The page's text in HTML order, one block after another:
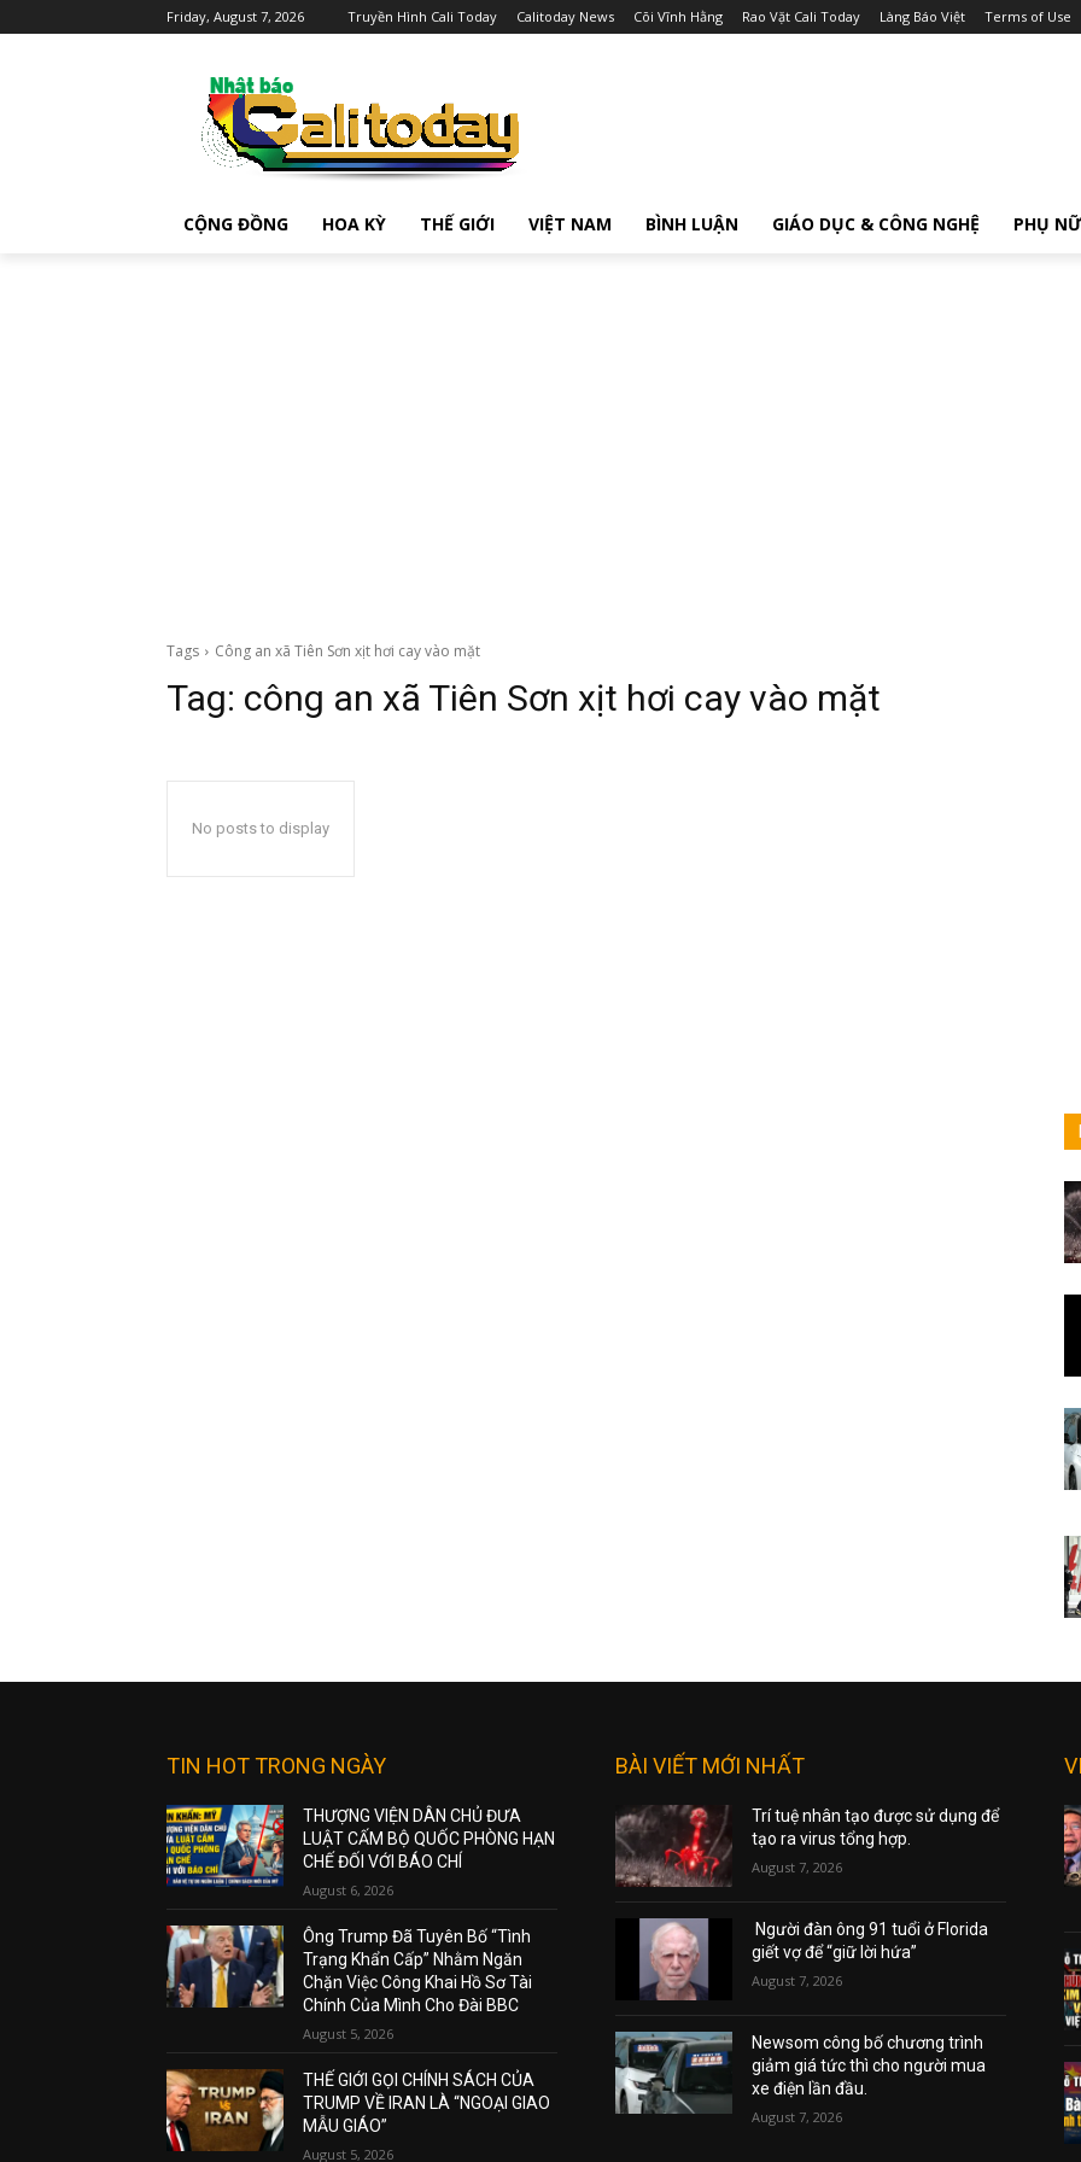
Friday, August 7, 2026 Truyền Hình Cali Today Calitoday News Cõi Vĩnh Hằng Rao Vặt Cali Today Làng Báo Việt Terms of Use
CỘNG ĐỒNG HOA KỲ THẾ GIỚI VIỆT NAM BÌNH LUẬN GIÁO DỤC & CÔNG NGHỆ PHỤ NỮ
Tags Công an xã Tiên Sơn xịt hơi cay vào mặt
Tag: công an xã Tiên Sơn xịt hơi cay vào mặt
No posts to display
TIN HOT TRONG NGÀY
THƯỢNG VIỆN DÂN CHỦ ĐƯA
LUẬT CẤM BỘ QUỐC PHÒNG HẠN
CHẾ ĐỐI VỚI BÁO CHÍ
August 6, 2026
Ông Trump Đã Tuyên Bố “Tình
Trạng Khẩn Cấp” Nhằm Ngăn
Chặn Việc Công Khai Hồ Sơ Tài
Chính Của Mình Cho Đài BBC
August 5, 2026
THẾ GIỚI GỌI CHÍNH SÁCH CỦA
TRUMP VỀ IRAN LÀ “NGOẠI GIAO
MẪU GIÁO”
August 5, 2026
BÀI VIẾT MỚI NHẤT
Trí tuệ nhân tạo được sử dụng để
tạo ra virus tổng hợp.
August 7, 2026
Người đàn ông 91 tuổi ở Florida
giết vợ để “giữ lời hứa”
August 7, 2026
Newsom công bố chương trình
giảm giá tức thì cho người mua
xe điện lần đầu.
August 7, 2026